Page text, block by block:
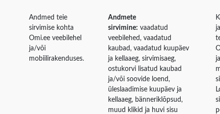
Andmed teie
sirvimise kohta
Omi.ee veebilehel
ja/või
mobiilirakenduses.
Andmete
sirvimine: vaadatud
veebilehed, vaadatud
kaubad, vaadatud kuupäev
ja kellaaeg, sirvimisaeg,
ostukorvi lisatud kaubad
ja/või soovide loend,
üleslaadimise kuupäev ja
kellaaeg, bänneriklõpsud,
muud klikid ja huvi sisu